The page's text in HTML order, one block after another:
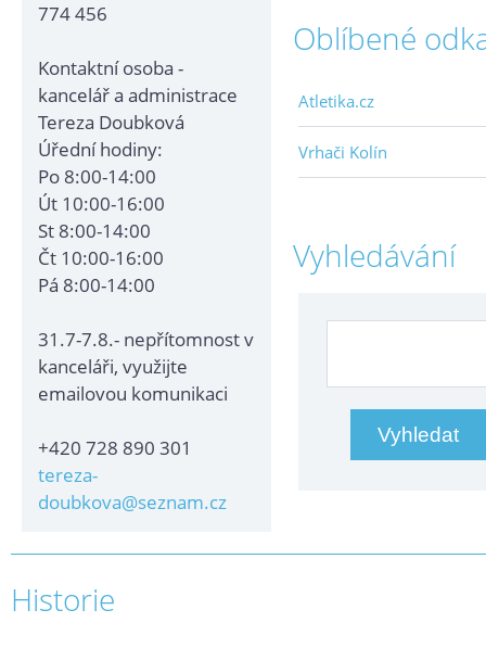
774 456
Kontaktní osoba -
kancelář a administrace
Tereza Doubková
Úřední hodiny:
Po 8:00-14:00
Út 10:00-16:00
St 8:00-14:00
Čt 10:00-16:00
Pá 8:00-14:00
31.7-7.8.- nepřítomnost v
kanceláři, využijte
emailovou komunikaci
+420 728 890 301
tereza-
doubkova@seznam.cz
Oblíbené
Atletika.cz
Vrhači Kolín
Vyhledávání
Historie